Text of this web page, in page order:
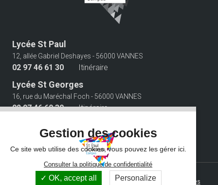
Lycée St Paul
12, allée Gabriel Deshayes - 56000 VANNES
02 97 46 61 30 Itinéraire
Lycée St Georges
16, rue du Maréchal Foch - 56000 VANNES
02 97 46 60 30 Itinéraire
© 2026 Campus Saint Paul Saint Georges - Tous droits réservés -
Photos non contractuelles -Mentions légales-Gestion des cookies
Gestion des cookies
Ce site web utilise des cookies, vous pouvez les gérer ici.
Consulter la politique de confidentialité
OK, accept all Personalize